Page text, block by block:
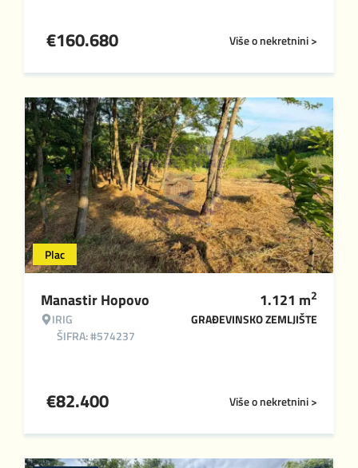
Više o nekretnini >
€160.680
Plac
Manastir Hopovo
IRIG
ŠIFRA: #574237
1.121 m2
GRAĐEVINSKO ZEMLJIŠTE
Više o nekretnini >
€82.400